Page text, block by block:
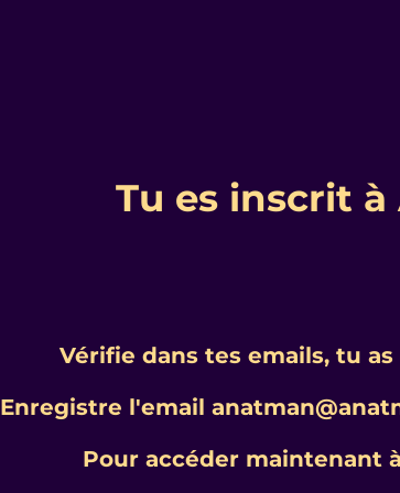
Tu es inscrit à
Vérifie dans tes emails, tu
Enregistre l'email
Pour accéder maintenant